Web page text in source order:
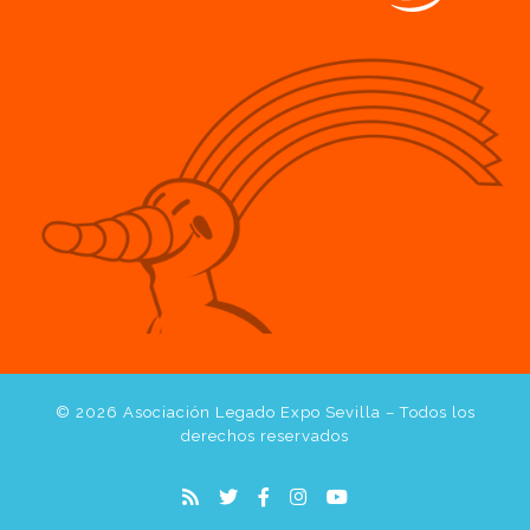
© 2026 Asociación Legado Expo Sevilla – Todos los
derechos reservados